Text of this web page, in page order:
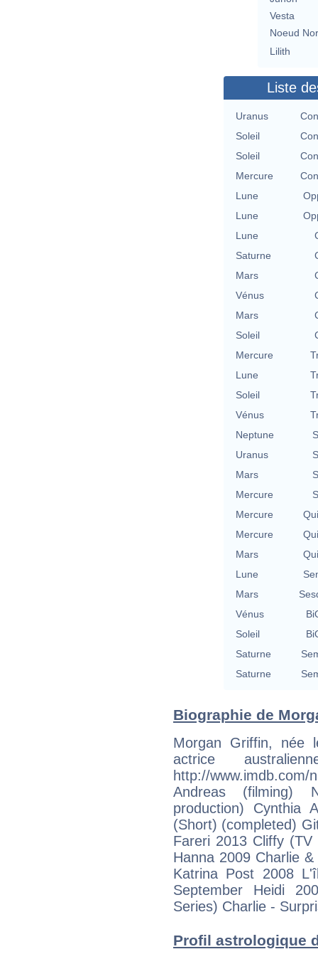
Vesta
Noeud
Lilith
Liste
Uranus
Soleil
Soleil
Mercure
Lune
Lune
Lune
Saturne
Mars
Vénus
Mars
Soleil
Mercure
Lune
Soleil
Vénus
Neptune
Uranus
Mars
Mercure
Mercure
Mercure
Mars
Lune
Mars
Vénus
Soleil
Saturne
Saturne
Biographie de
Morgan Griffin, née
actrice
http://
Andreas (filming)
production) Cynthia
(Short) (completed)
Fareri 2013 Cliffy
Hanna 2009 Charlie
Katrina Post 2008
September Heidi
Series) Charlie -
Profil astrologique